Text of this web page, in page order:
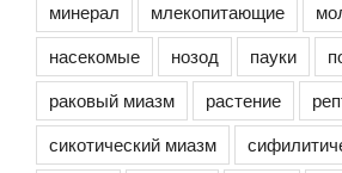
минерал
млекопитающие
насекомые
нозод пауки
раковый миазм
растение
сикотический миазм